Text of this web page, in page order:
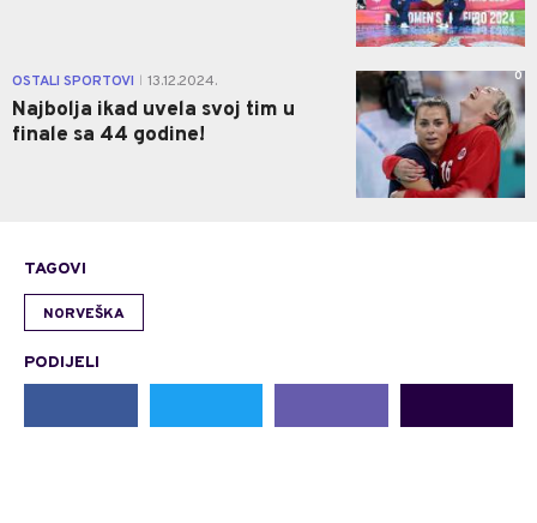
OSTALI SPORTOVI 13.12.2024.
Najbolja ikad uvela svoj tim u
finale sa 44 godine!
0
TAGOVI
NORVEŠKA
PODIJELI